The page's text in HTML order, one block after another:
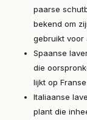
paarse
bekend om
gebruikt voor
Spaanse
die
lijkt op
Italiaanse
plant die